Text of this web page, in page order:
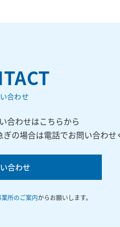
合わせ
合わせはこちらから
の場合は電話でお問い合わせ
合わせ
所のご案内からお願いします。